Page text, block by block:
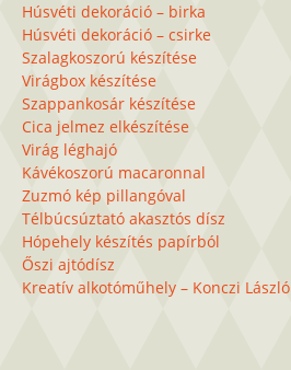
Húsvéti dekoráció – birka
Húsvéti dekoráció – csirke
Szalagkoszorú készítése
Virágbox készítése
Szappankosár készítése
Cica jelmez elkészítése
Virág léghajó
Kávékoszorú macaronnal
Zuzmó kép pillangóval
Télbúcsúztató akasztós dísz
Hópehely készítés papírból
Őszi ajtódísz
Kreatív alkotóműhely – Konczi László